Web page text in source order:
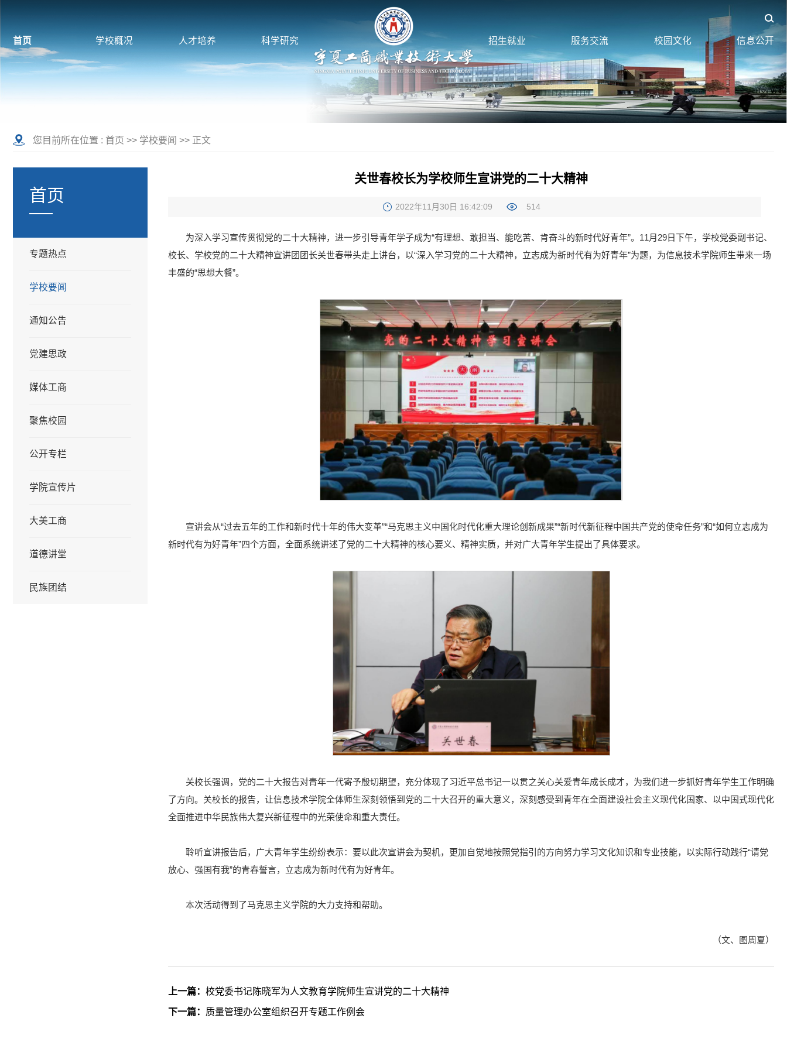
首页 学校概况 人才培养 科学研究 招生就业 服务交流 校园文化 信息公开
您目前所在位置 : 首页 >> 学校要闻 >> 正文
首页
专题热点
学校要闻
通知公告
党建思政
媒体工商
聚焦校园
公开专栏
学院宣传片
大美工商
道德讲堂
民族团结
关世春校长为学校师生宣讲党的二十大精神
2022年11月30日 16:42:09 514
为深入学习宣传贯彻党的二十大精神，进一步引导青年学子成为“有理想、敢担当、能吃苦、肯奋斗的新时代好青年”。11月29日下午，学校党委副书记、
校长、学校党的二十大精神宣讲团团长关世春带头走上讲台，以“深入学习党的二十大精神，立志成为新时代有为好青年”为题，为信息技术学院师生带来一场
丰盛的“思想大餐”。
宣讲会从“过去五年的工作和新时代十年的伟大变革”“马克思主义中国化时代化重大理论创新成果”“新时代新征程中国共产党的使命任务”和“如何立志成为
新时代有为好青年”四个方面，全面系统讲述了党的二十大精神的核心要义、精神实质，并对广大青年学生提出了具体要求。
关校长强调，党的二十大报告对青年一代寄予殷切期望，充分体现了习近平总书记一以贯之关心关爱青年成长成才，为我们进一步抓好青年学生工作明确
了方向。关校长的报告，让信息技术学院全体师生深刻领悟到党的二十大召开的重大意义，深刻感受到青年在全面建设社会主义现代化国家、以中国式现代化
全面推进中华民族伟大复兴新征程中的光荣使命和重大责任。
聆听宣讲报告后，广大青年学生纷纷表示：要以此次宣讲会为契机，更加自觉地按照党指引的方向努力学习文化知识和专业技能，以实际行动践行“请党
放心、强国有我”的青春誓言，立志成为新时代有为好青年。
本次活动得到了马克思主义学院的大力支持和帮助。
（文、图周夏）
上一篇： 校党委书记陈晓军为人文教育学院师生宣讲党的二十大精神
下一篇： 质量管理办公室组织召开专题工作例会